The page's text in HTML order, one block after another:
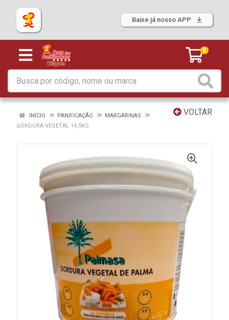
Baixe já nosso APP
0
VOLTAR
INÍCIO PANIFICAÇÃO
MARGARINAS
GORDURA VEGETAL 14,5KG